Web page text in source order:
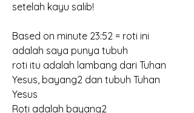
setelah kayu salib!
Based on minute 23:52 = roti ini
adalah saya punya tubuh
roti itu adalah lambang dari Tuhan
Yesus, bayang2 dan tubuh Tuhan
Yesus
Roti adalah bayang2